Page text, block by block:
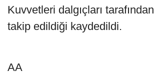
Kuvvetleri dalgıçları
takip edildiği kaydedildi.
AA